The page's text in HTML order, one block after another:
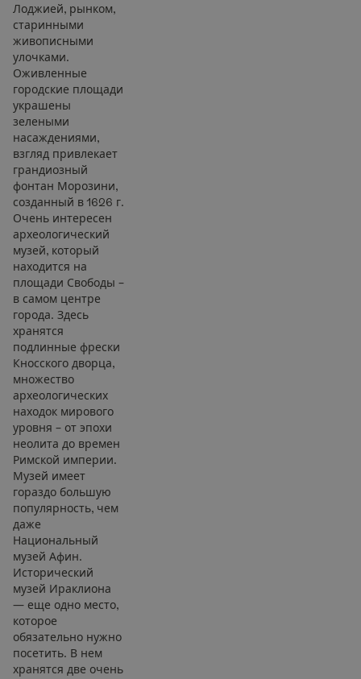
Лоджией, рынком,
старинными
живописными
улочками.
Оживленные
городские площади
украшены
зелеными
насаждениями,
взгляд привлекает
грандиозный
фонтан Морозини,
созданный в 1626 г.
Очень интересен
археологический
музей, который
находится на
площади Свободы –
в самом центре
города. Здесь
хранятся
подлинные фрески
Кносского дворца,
множество
археологических
находок мирового
уровня – от эпохи
неолита до времен
Римской империи.
Музей имеет
гораздо большую
популярность, чем
даже
Национальный
музей Афин.
Исторический
музей Ираклиона
— еще одно место,
которое
обязательно нужно
посетить. В нем
хранятся две очень